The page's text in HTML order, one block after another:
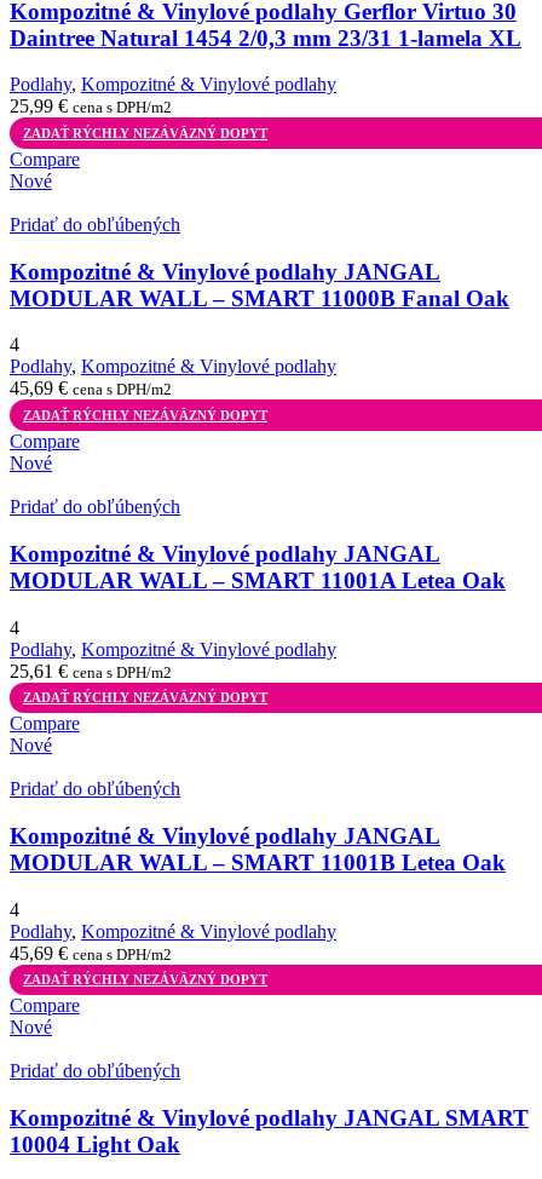
Kompozitné & Vinylové podlahy Gerflor Virtuo 30
Daintree Natural 1454 2/0,3 mm 23/31 1-lamela XL
Podlahy, Kompozitné & Vinylové podlahy
25,99 € cena s DPH/m2
ZADAŤ RÝCHLY NEZÁVÄZNÝ DOPYT
Compare
Nové
Pridať do obľúbených
Kompozitné & Vinylové podlahy JANGAL
MODULAR WALL – SMART 11000B Fanal Oak
4
Podlahy, Kompozitné & Vinylové podlahy
45,69 € cena s DPH/m2
ZADAŤ RÝCHLY NEZÁVÄZNÝ DOPYT
Compare
Nové
Pridať do obľúbených
Kompozitné & Vinylové podlahy JANGAL
MODULAR WALL – SMART 11001A Letea Oak
4
Podlahy, Kompozitné & Vinylové podlahy
25,61 € cena s DPH/m2
ZADAŤ RÝCHLY NEZÁVÄZNÝ DOPYT
Compare
Nové
Pridať do obľúbených
Kompozitné & Vinylové podlahy JANGAL
MODULAR WALL – SMART 11001B Letea Oak
4
Podlahy, Kompozitné & Vinylové podlahy
45,69 € cena s DPH/m2
ZADAŤ RÝCHLY NEZÁVÄZNÝ DOPYT
Compare
Nové
Pridať do obľúbených
Kompozitné & Vinylové podlahy JANGAL SMART
10004 Light Oak